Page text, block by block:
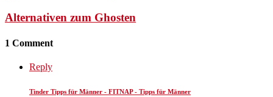
Alternativen zum Ghosten
1 Comment
Reply
Tinder Tipps für Männer - FITNAP - Tipps für Männer